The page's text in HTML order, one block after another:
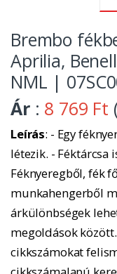
Brembo
Aprilia,
NML |
Ár : 8 769 Ft
Leírás: - Egy
létezik. - Féktárcsa
Féknyeregből, fék
munkahengerből
árkülönbségek
megoldások
cikkszámokat